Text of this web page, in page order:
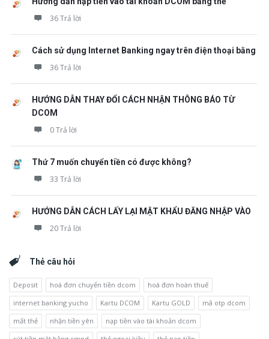
36 Trả lời
Cách sử dụng Internet Banking ngay trên điện thoại bằng
36 Trả lời
HƯỚNG DẪN THAY ĐỔI CÁCH NHẬN THÔNG BÁO TỪ
DCOM
0 Trả lời
Thứ 7 muốn chuyển tiền có được không?
33 Trả lời
HƯỚNG DẪN CÁCH LẤY LẠI MẬT KHẨU ĐĂNG NHẬP VÀO
20 Trả lời
Thẻ câu hỏi
Deposit hoá đơn chuyển tiền dcom
hoá đơn hoàn thuế
internet banking yucho
Kartu DCOM Kartu GOLD
mã otp dcom
mất thẻ
nhận tiền yên
nạp tiền vào tài khoản dcom